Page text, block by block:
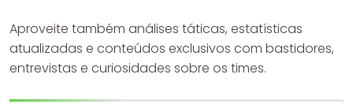
Aproveite também análises táticas, estatísticas
atualizadas e conteúdos exclusivos com bastidores,
entrevistas e curiosidades sobre os times.